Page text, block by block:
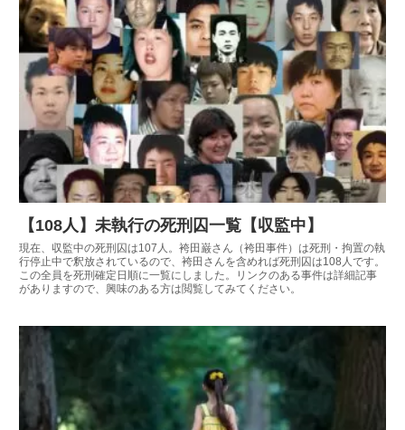
【108人】未執行の死刑囚一覧【収監中】
現在、収監中の死刑囚は107人。袴田巌さん（袴田事件）は死刑・拘置の執
行停止中で釈放されているので、袴田さんを含めれば死刑囚は108人です。
この全員を死刑確定日順に一覧にしました。リンクのある事件は詳細記事
がありますので、興味のある方は閲覧してみてください。